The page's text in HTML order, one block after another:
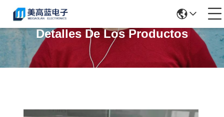
Detalles De Los Productos